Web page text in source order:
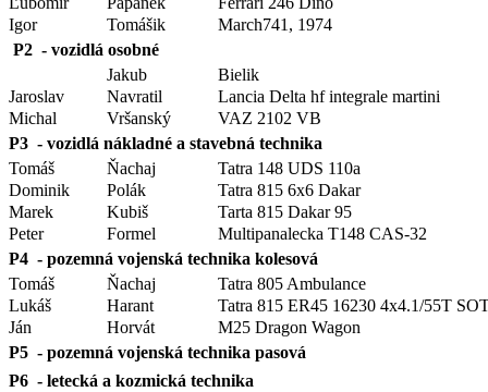
Igor
Tomášik
March741, 1974
P2 - vozidlá osobné
Jakub
Bielik
Jaroslav
Navratil
Lancia Delta hf integrale martini
Michal
Vršanský
VAZ 2102 VB
P3 - vozidlá nákladné a stavebná technika
Tomáš
Ňachaj
Tatra 148 UDS 110a
Dominik
Polák
Tatra 815 6x6 Dakar
Marek
Kubiš
Tarta 815 Dakar 95
Peter
Formel
Multipanalecka T148 CAS-32
P4 - pozemná vojenská technika kolesová
Tomáš
Ňachaj
Tatra 805 Ambulance
Lukáš
Harant
Tatra 815 ER45 16230 4x4.1/55T
Ján
Horvát
M25 Dragon Wagon
P5 - pozemná vojenská technika pasová
P6 - letecká a kozmická technika